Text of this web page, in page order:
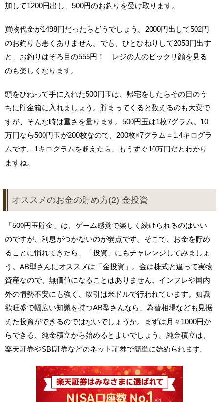
加して1200円出し、500円のお釣りを受け取ります。
買物代金が1498円だったらどうでしょう。2000円出して502円
のお釣りも悪くありません。でも、ひとひねりして2053円出す
と、お釣りはぞろ目の555円！ レジの人のビックリ顔を見る
のも楽しくなります。
頭をひねって手に入れた500円玉は、帰宅をしたらその日のう
ちに貯金箱に入れましょう。貯まってくると数えるのも大変で
すが、そんな時は重さを量ります。500円玉は1枚7グラム。10
万円なら500円玉が200枚なので、200枚×7グラム＝1.4キログラ
ムです。1キログラムを超えたら、もうすぐ10万円だとわかり
ますね。
オススメのお金の貯め方(2) 金投資
「500円玉貯金」は、ゲーム感覚で楽しく続けられるのはいい
のですが、利息がつかないのが弱点です。そこで、お金を貯め
ることに慣れてきたら、「投資」にもチャレンジしてみましょ
う。AB型さんにオススメは「金投資」。金は株式と違って実物
資産なので、無価値になることはありません。インフレや国内
外の情勢不安にも強く、取引は米ドルで行われています。知識
欲旺盛で幅広い知識を持つAB型さんなら、為替相場なども見据
えた投資ができるのではないでしょうか。まずは月々1000円か
らできる、純金積立から始めるとよいでしょう。純金積立は、
楽天証券やSBI証券などのネット証券で簡単に始められます。